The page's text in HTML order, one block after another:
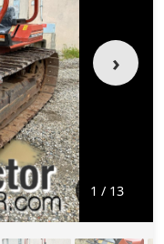
›
1 / 13